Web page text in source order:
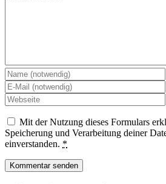
Mit der Nutzung dieses Formulars
Speicherung und Verarbeitung deiner
einverstanden. *